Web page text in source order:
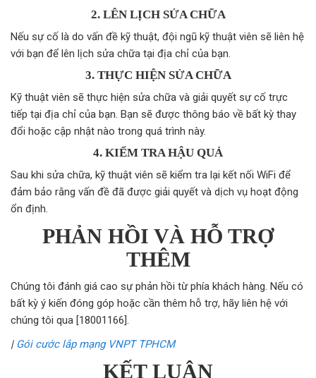
2. LÊN LỊCH SỬA CHỮA
Nếu sự cố là do vấn đề kỹ thuật, đội ngũ kỹ thuật viên sẽ liên hệ
với bạn để lên lịch sửa chữa tại địa chỉ của bạn.
3. THỰC HIỆN SỬA CHỮA
Kỹ thuật viên sẽ thực hiện sửa chữa và giải quyết sự cố trực
tiếp tại địa chỉ của bạn. Bạn sẽ được thông báo về bất kỳ thay
đổi hoặc cập nhật nào trong quá trình này.
4. KIỂM TRA HẬU QUẢ
Sau khi sửa chữa, kỹ thuật viên sẽ kiểm tra lại kết nối WiFi để
đảm bảo rằng vấn đề đã được giải quyết và dịch vụ hoạt động
ổn định.
PHẢN HỒI VÀ HỖ TRỢ
THÊM
Chúng tôi đánh giá cao sự phản hồi từ phía khách hàng. Nếu có
bất kỳ ý kiến đóng góp hoặc cần thêm hỗ trợ, hãy liên hệ với
chúng tôi qua [18001166].
| Gói cước lắp mạng VNPT TPHCM
KẾT LUẬN